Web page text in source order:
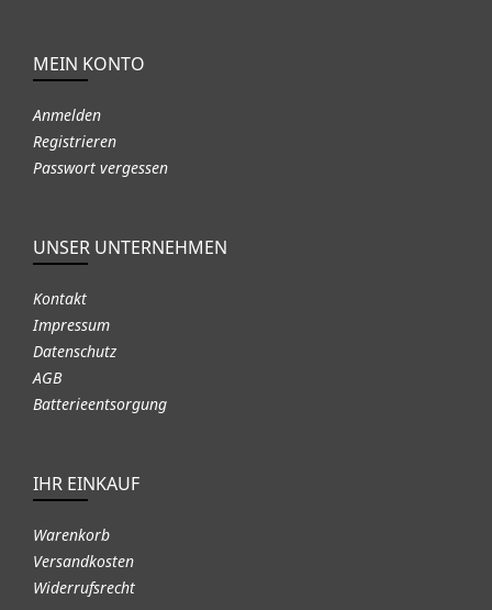
MEIN KONTO
Anmelden
Registrieren
Passwort vergessen
UNSER UNTERNEHMEN
Kontakt
Impressum
Datenschutz
AGB
Batterieentsorgung
IHR EINKAUF
Warenkorb
Versandkosten
Widerrufsrecht